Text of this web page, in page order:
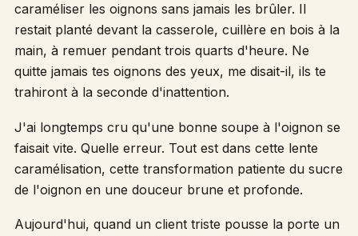
caraméliser les oignons sans jamais les brûler. Il
restait planté devant la casserole, cuillère en bois à la
main, à remuer pendant trois quarts d'heure. Ne
quitte jamais tes oignons des yeux, me disait-il, ils te
trahiront à la seconde d'inattention.
J'ai longtemps cru qu'une bonne soupe à l'oignon se
faisait vite. Quelle erreur. Tout est dans cette lente
caramélisation, cette transformation patiente du sucre
de l'oignon en une douceur brune et profonde.
Aujourd'hui, quand un client triste pousse la porte un